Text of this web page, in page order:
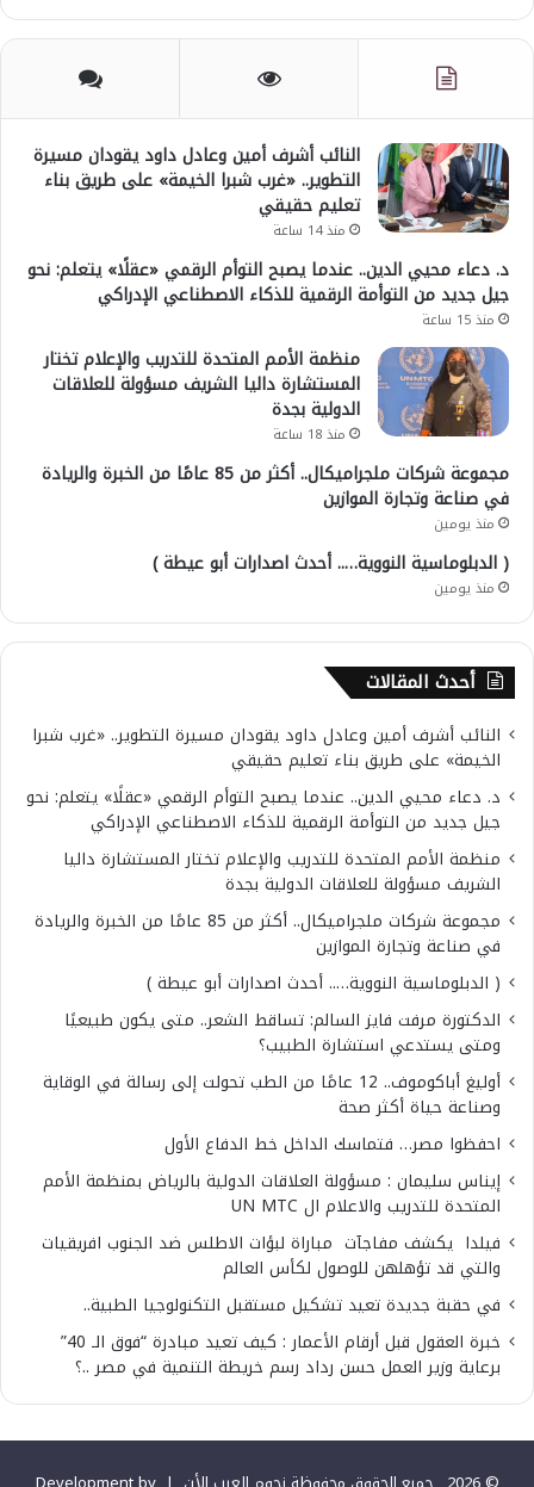
النائب أشرف أمين وعادل داود يقودان مسيرة
التطوير.. «غرب شبرا الخيمة» على طريق بناء
تعليم حقيقي
منذ 14 ساعة
د. دعاء محيي الدين.. عندما يصبح التوأم الرقمي «عقلًا» يتعلم: نحو
جيل جديد من التوأمة الرقمية للذكاء الاصطناعي الإدراكي
منذ 15 ساعة
منظمة الأمم المتحدة للتدريب والإعلام تختار
المستشارة داليا الشريف مسؤولة للعلاقات
الدولية بجدة
منذ 18 ساعة
مجموعة شركات ملجراميكال.. أكثر من 85 عامًا من الخبرة والريادة
في صناعة وتجارة الموازين
منذ يومين
( الدبلوماسية النووية….. أحدث اصدارات أبو عيطة )
منذ يومين
أحدث المقالات
النائب أشرف أمين وعادل داود يقودان مسيرة التطوير.. «غرب شبرا
الخيمة» على طريق بناء تعليم حقيقي
د. دعاء محيي الدين.. عندما يصبح التوأم الرقمي «عقلًا» يتعلم: نحو
جيل جديد من التوأمة الرقمية للذكاء الاصطناعي الإدراكي
منظمة الأمم المتحدة للتدريب والإعلام تختار المستشارة داليا
الشريف مسؤولة للعلاقات الدولية بجدة
مجموعة شركات ملجراميكال.. أكثر من 85 عامًا من الخبرة والريادة
في صناعة وتجارة الموازين
( الدبلوماسية النووية….. أحدث اصدارات أبو عيطة )
الدكتورة مرفت فايز السالم: تساقط الشعر.. متى يكون طبيعيًا
ومتى يستدعي استشارة الطبيب؟
أوليغ أباكوموف.. 12 عامًا من الطب تحولت إلى رسالة في الوقاية
وصناعة حياة أكثر صحة
احفظوا مصر… فتماسك الداخل خط الدفاع الأول
إيناس سليمان : مسؤولة العلاقات الدولية بالرياض بمنظمة الأمم
المتحدة للتدريب والاعلام ال UN MTC
فيلدا يكشف مفاجآت مباراة لبؤات الاطلس ضد الجنوب افريقيات
والتي قد تؤهلهن للوصول لكأس العالم
في حقبة جديدة تعيد تشكيل مستقبل التكنولوجيا الطبية..
خبرة العقول قبل أرقام الأعمار : كيف تعيد مبادرة “فوق الـ 40”
برعاية وزير العمل حسن رداد رسم خريطة التنمية في مصر ..؟